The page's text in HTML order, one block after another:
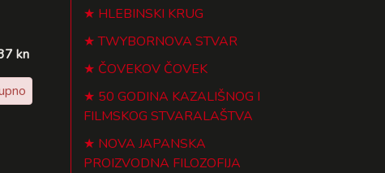
kn
HLEBINSKI KRUG
TWYBORNOVA STVAR
ČOVEKOV ČOVEK
50 GODINA KAZALIŠNOG I
FILMSKOG STVARALAŠTVA
NOVA JAPANSKA
PROIZVODNA FILOZOFIJA